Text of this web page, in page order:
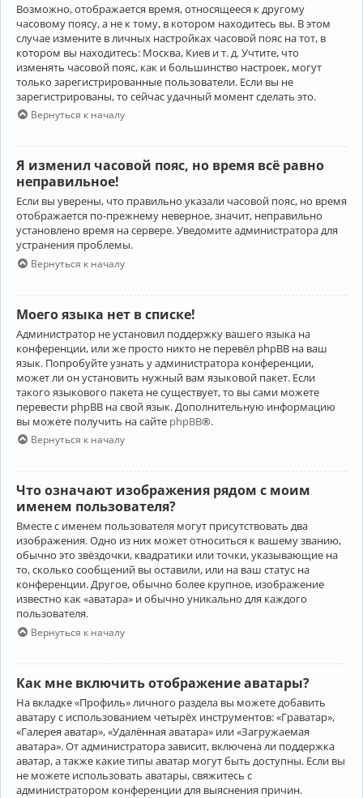
Возможно, отображается время, относящееся к другому
часовому поясу, а не к тому, в котором находитесь вы. В этом
случае измените в личных настройках часовой пояс на тот, в
котором вы находитесь: Москва, Киев и т. д. Учтите, что
изменять часовой пояс, как и большинство настроек, могут
только зарегистрированные пользователи. Если вы не
зарегистрированы, то сейчас удачный момент сделать это.
Вернуться к началу
Я изменил часовой пояс, но время всё равно
неправильное!
Если вы уверены, что правильно указали часовой пояс, но время
отображается по-прежнему неверное, значит, неправильно
установлено время на сервере. Уведомите администратора для
устранения проблемы.
Вернуться к началу
Моего языка нет в списке!
Администратор не установил поддержку вашего языка на
конференции, или же просто никто не перевёл phpBB на ваш
язык. Попробуйте узнать у администратора конференции,
может ли он установить нужный вам языковой пакет. Если
такого языкового пакета не существует, то вы сами можете
перевести phpBB на свой язык. Дополнительную информацию
вы можете получить на сайте phpBB®.
Вернуться к началу
Что означают изображения рядом с моим
именем пользователя?
Вместе с именем пользователя могут присутствовать два
изображения. Одно из них может относиться к вашему званию,
обычно это звёздочки, квадратики или точки, указывающие на
то, сколько сообщений вы оставили, или на ваш статус на
конференции. Другое, обычно более крупное, изображение
известно как «аватара» и обычно уникально для каждого
пользователя.
Вернуться к началу
Как мне включить отображение аватары?
На вкладке «Профиль» личного раздела вы можете добавить
аватару с использованием четырёх инструментов: «Граватар»,
«Галерея аватар», «Удалённая аватара» или «Загружаемая
аватара». От администратора зависит, включена ли поддержка
аватар, а также какие типы аватар могут быть доступны. Если вы
не можете использовать аватары, свяжитесь с
администратором конференции для выяснения причин.